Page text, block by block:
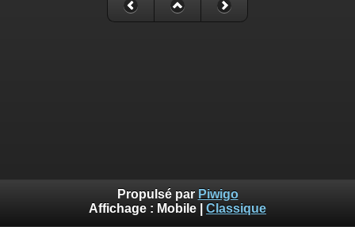
Propulsé par Piwigo
Affichage : Mobile Classique